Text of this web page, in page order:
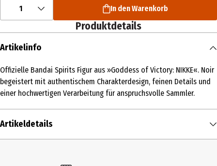
1 In den Warenkorb
Produktdetails
Artikelinfo
Offizielle Bandai Spirits Figur aus »Goddess of Victory: NIKKE«. Noir
begeistert mit authentischem Charakterdesign, feinen Details und
einer hochwertigen Verarbeitung für anspruchsvolle Sammler.
Artikeldetails